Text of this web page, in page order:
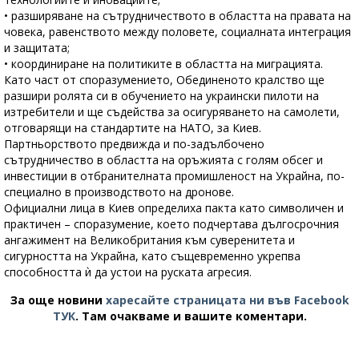
• разширяване на сътрудничеството в областта на правата на
човека, равенството между половете, социалната интеграция
и защитата;
• координиране на политиките в областта на миграцията.
Като част от споразумението, Обединеното кралство ще
разшири ролята си в обучението на украински пилоти на
изтребители и ще съдейства за осигуряването на самолети,
отговарящи на стандартите на НАТО, за Киев.
Партньорството предвижда и по-задълбочено
сътрудничество в областта на оръжията с голям обсег и
инвестиции в отбранителната промишленост на Украйна, по-
специално в производството на дронове.
Официални лица в Киев определиха пакта като символичен и
практичен – споразумение, което подчертава дългосрочния
ангажимент на Великобритания към суверенитета и
сигурността на Украйна, като същевременно укрепва
способността ѝ да устои на руската агресия.
За още новини харесайте страницата ни във Facebook
ТУК. Там очакваме и вашите коментари.